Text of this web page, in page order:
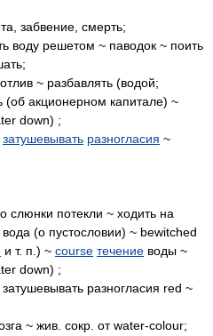
забвение, смерть;
воду решетом ~ паводок ~ поить
~ разбавлять (водой;
(об акционерном капитале) ~
down) ;
затушевывать разногласия ~
слюнки потекли ~ ходить на
(о пустословии) ~ bewitched
и т. п.) ~ course течение воды ~
down) ;
разногласия red ~
~ жив. сокр. от water-colour;